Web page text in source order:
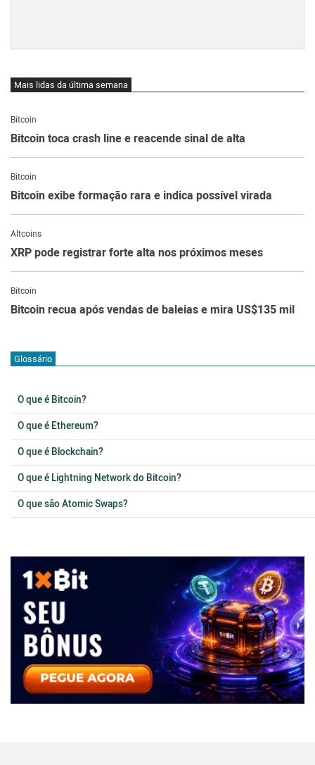
Mais lidas da última semana
Bitcoin
Bitcoin toca crash line e reacende sinal de alta
Bitcoin
Bitcoin exibe formação rara e indica possível virada
Altcoins
XRP pode registrar forte alta nos próximos meses
Bitcoin
Bitcoin recua após vendas de baleias e mira US$135 mil
Glossário
O que é Bitcoin?
O que é Ethereum?
O que é Blockchain?
O que é Lightning Network do Bitcoin?
O que são Atomic Swaps?